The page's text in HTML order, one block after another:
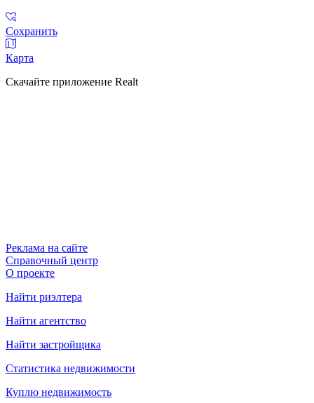
Сохранить
Карта
Скачайте приложение Realt
Реклама на сайте
Справочный центр
О проекте
Найти риэлтера
Найти агентство
Найти застройщика
Статистика недвижимости
Куплю недвижимость